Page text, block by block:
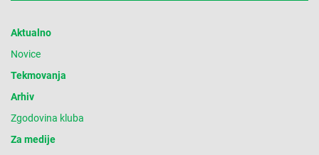
Aktualno
Novice
Tekmovanja
Arhiv
Zgodovina kluba
Za medije